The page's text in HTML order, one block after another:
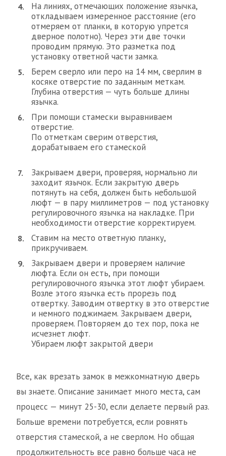
На линиях, отмечающих положение язычка,
откладываем измеренное расстояние (его
отмеряем от планки, в которую упрется
дверное полотно). Через эти две точки
проводим прямую. Это разметка под
установку ответной части замка.
Берем сверло или перо на 14 мм, сверлим в
косяке отверстие по заданным меткам.
Глубина отверстия — чуть больше длины
язычка.
При помощи стамески выравниваем
отверстие.
По отметкам сверим отверстия,
дорабатываем его стамеской
Закрываем двери, проверяя, нормально ли
заходит язычок. Если закрытую дверь
потянуть на себя, должен быть небольшой
люфт — в пару миллиметров — под установку
регулировочного язычка на накладке. При
необходимости отверстие корректируем.
Ставим на место ответную планку,
прикручиваем.
Закрываем двери и проверяем наличие
люфта. Если он есть, при помощи
регулировочного язычка этот люфт убираем.
Возле этого язычка есть прорезь под
отвертку. Заводим отвертку в это отверстие
и немного поджимаем. Закрываем двери,
проверяем. Повторяем до тех пор, пока не
исчезнет люфт.
Убираем люфт закрытой двери
Все, как врезать замок в межкомнатную дверь
вы знаете. Описание занимает много места, сам
процесс — минут 25-30, если делаете первый раз.
Больше времени потребуется, если ровнять
отверстия стамеской, а не сверлом. Но общая
продолжительность все равно больше часа не